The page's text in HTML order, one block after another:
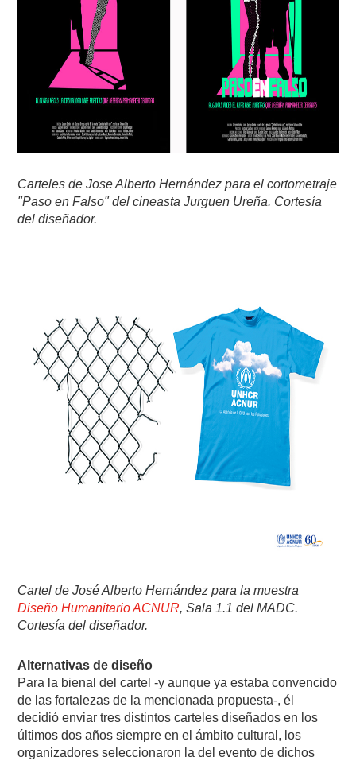
Carteles de Jose Alberto Hernández para el cortometraje
"Paso en Falso" del cineasta Jurguen Ureña. Cortesía
del diseñador.
Cartel de José Alberto Hernández para la muestra
Diseño Humanitario ACNUR, Sala 1.1 del MADC.
Cortesía del diseñador.
Alternativas de diseño
Para la bienal del cartel -y aunque ya estaba convencido
de las fortalezas de la mencionada propuesta-, él
decidió enviar tres distintos carteles diseñados en los
últimos dos años siempre en el ámbito cultural, los
organizadores seleccionaron la del evento de dichos